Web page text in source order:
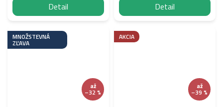
Detail Detail
MNOŽSTEVNÁ
ZĽAVA
až
–32 %
AKCIA
až
–39 %